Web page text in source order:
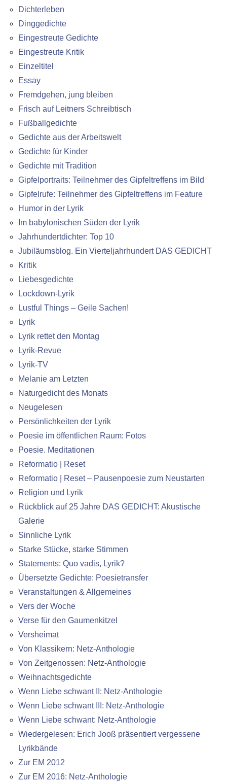
Dichterleben
Dinggedichte
Eingestreute Gedichte
Eingestreute Kritik
Einzeltitel
Essay
Fremdgehen, jung bleiben
Frisch auf Leitners Schreibtisch
Fußballgedichte
Gedichte aus der Arbeitswelt
Gedichte für Kinder
Gedichte mit Tradition
Gipfelportraits: Teilnehmer des Gipfeltreffens im Bild
Gipfelrufe: Teilnehmer des Gipfeltreffens im Feature
Humor in der Lyrik
Im babylonischen Süden der Lyrik
Jahrhundertdichter: Top 10
Jubiläumsblog. Ein Vierteljahrhundert DAS GEDICHT
Kritik
Liebesgedichte
Lockdown-Lyrik
Lustful Things – Geile Sachen!
Lyrik
Lyrik rettet den Montag
Lyrik-Revue
Lyrik-TV
Melanie am Letzten
Naturgedicht des Monats
Neugelesen
Persönlichkeiten der Lyrik
Poesie im öffentlichen Raum: Fotos
Poesie. Meditationen
Reformatio | Reset
Reformatio | Reset – Pausenpoesie zum Neustarten
Religion und Lyrik
Rückblick auf 25 Jahre DAS GEDICHT: Akustische
Galerie
Sinnliche Lyrik
Starke Stücke, starke Stimmen
Statements: Quo vadis, Lyrik?
Übersetzte Gedichte: Poesietransfer
Veranstaltungen & Allgemeines
Vers der Woche
Verse für den Gaumenkitzel
Versheimat
Von Klassikern: Netz-Anthologie
Von Zeitgenossen: Netz-Anthologie
Weihnachtsgedichte
Wenn Liebe schwant II: Netz-Anthologie
Wenn Liebe schwant III: Netz-Anthologie
Wenn Liebe schwant: Netz-Anthologie
Wiedergelesen: Erich Jooß präsentiert vergessene
Lyrikbände
Zur EM 2012
Zur EM 2016: Netz-Anthologie